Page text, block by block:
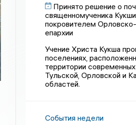
Принято решение о
священномученика Кукши
покровителем
епархии
Учение Христа Кукша
поселениях,
территории
Тульской, Орловской и
областей.
События недели